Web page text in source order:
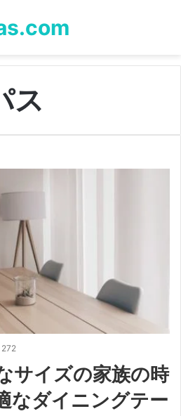
ス
272
サイズの家族の時
なダイニングテー